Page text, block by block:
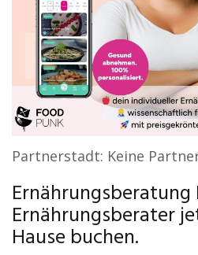
Partnerstadt: Keine
Ernährungsberater
Hause buchen.